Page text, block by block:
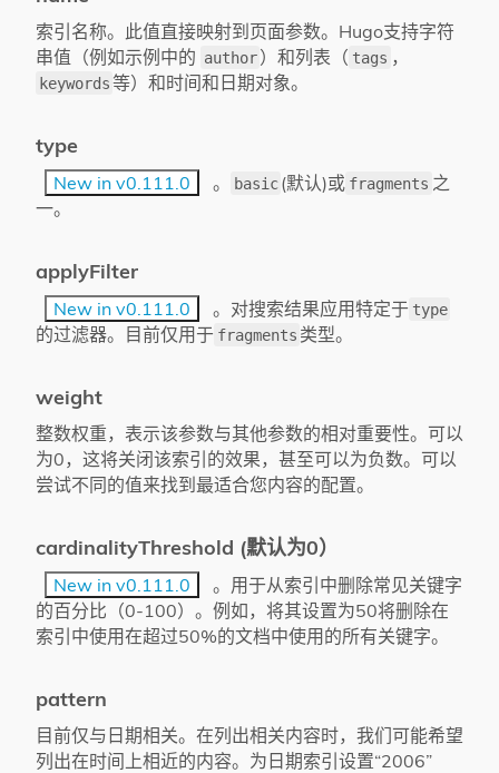
索引名称。此值直接映射到页面参数。Hugo支持字符
串值（例如示例中的 author ）和列表（ tags ，
keywords 等）和时间和日期对象。
type
New in v0.111.0 。 basic (默认)或 fragments 之
一。
applyFilter
New in v0.111.0 。对搜索结果应用特定于 type
的过滤器。目前仅用于 fragments 类型。
weight
整数权重，表示该参数与其他参数的相对重要性。可以
为0，这将关闭该索引的效果，甚至可以为负数。可以
尝试不同的值来找到最适合您内容的配置。
cardinalityThreshold (默认为0）
New in v0.111.0
。用于从索引中删除常见关键字
的百分比（0-100）。例如，将其设置为50将删除在
索引中使用在超过50%的文档中使用的所有关键字。
pattern
目前仅与日期相关。在列出相关内容时，我们可能希望
列出在时间上相近的内容。为日期索引设置“2006”